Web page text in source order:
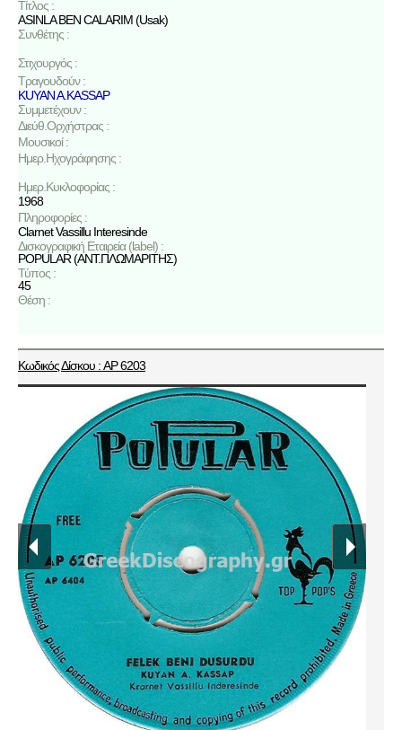
Τίτλος :
ASINLA BEN CALARIM (Usak)
Συνθέτης :
Στιχουργός :
Τραγουδούν :
KUYAN A.KASSAP
Συμμετέχουν :
Διεύθ.Ορχήστρας :
Μουσικοί :
Ημερ.Ηχογράφησης :
Ημερ.Κυκλοφορίας :
1968
Πληροφορίες :
Clarnet Vassillu Interesinde
Δισκογραφική Εταιρεία (label) :
POPULAR (ΑΝΤ.ΠΛΩΜΑΡΙΤΗΣ)
Τύπος :
45
Θέση :
Κωδικός Δίσκου : AP 6203